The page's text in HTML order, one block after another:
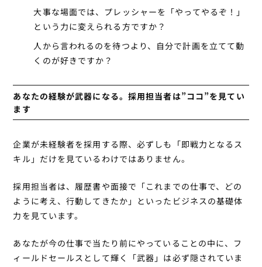
大事な場面では、プレッシャーを「やってやるぞ！」
という力に変えられる方ですか？
人から言われるのを待つより、自分で計画を立てて動
くのが好きですか？
あなたの経験が武器になる。採用担当者は”ココ”を見てい
ます
企業が未経験者を採用する際、必ずしも「即戦力となるス
キル」だけを見ているわけではありません。
採用担当者は、履歴書や面接で「これまでの仕事で、どの
ように考え、行動してきたか」といったビジネスの基礎体
力を見ています。
あなたが今の仕事で当たり前にやっていることの中に、フ
ィールドセールスとして輝く「武器」は必ず隠されていま